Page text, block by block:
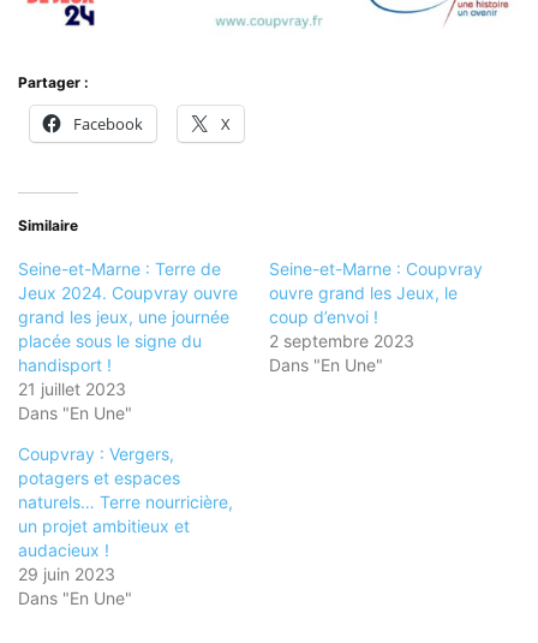
Partager :
Facebook X
Similaire
Seine-et-Marne : Terre de
Jeux 2024. Coupvray ouvre
grand les jeux, une journée
placée sous le signe du
handisport !
21 juillet 2023
Dans "En Une"
Seine-et-Marne : Coupvray
ouvre grand les Jeux, le
coup d’envoi !
2 septembre 2023
Dans "En Une"
Coupvray : Vergers,
potagers et espaces
naturels… Terre nourricière,
un projet ambitieux et
audacieux !
29 juin 2023
Dans "En Une"